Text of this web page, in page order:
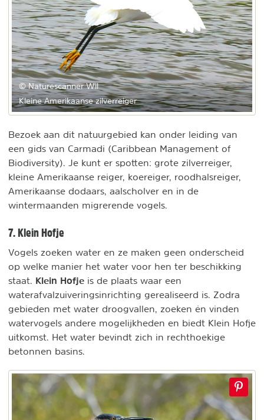
© Naturescanner Wil
Kleine Amerikaanse zilverreiger
Bezoek aan dit natuurgebied kan onder leiding van
een gids van Carmadi (Caribbean Management of
Biodiversity). Je kunt er spotten: grote zilverreiger,
kleine Amerikaanse reiger, koereiger, roodhalsreiger,
Amerikaanse dodaars, aalscholver en in de
wintermaanden migrerende vogels.
7. Klein Hofje
Vogels zoeken water en ze maken geen onderscheid
op welke manier het water voor hen ter beschikking
staat. Klein Hofje is de plaats waar een
waterafvalzuiveringsinrichting gerealiseerd is. Zodra
gebieden met water droogvallen, zoeken én vinden
watervogels andere mogelijkheden en biedt Klein Hofje
uitkomst. Het water bevindt zich in rechthoekige
betonnen basins.